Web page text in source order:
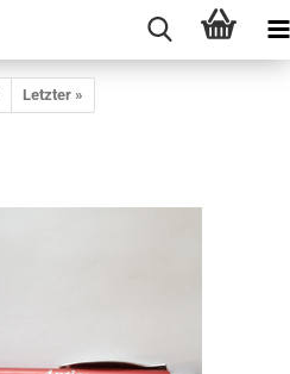
Letzter »